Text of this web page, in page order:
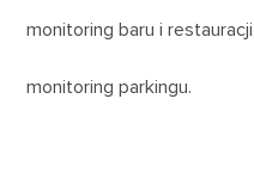
monitoring baru i restauracji,
monitoring parkingu.